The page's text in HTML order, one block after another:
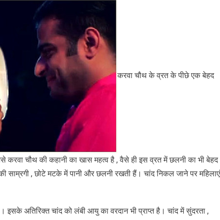
करवा चौथ के व्रत के पीछे एक बेहद
चौथ की कहानी का खास महत्व है , वैसे ही इस व्रत में छलनी का भी बेहद
साम्रगी , छोटे मटके में पानी और छलनी रखती हैं। चांद निकल जाने पर महिलाएं
इसके अतिरिक्त चांद को लंबी आयु का वरदान भी प्राप्त है। चांद में सुंदरता ,